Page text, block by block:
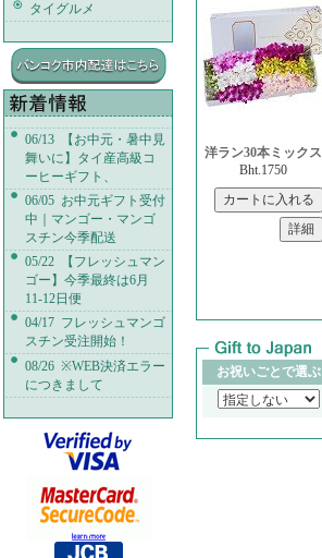
タイグルメ
06/13 【お中元・暑中見
舞いに】タイ産高級コ
ーヒーギフト、
06/05 お中元ギフト受付
中｜マンゴー・マンゴ
スチン今季配送
05/22 【フレッシュマン
ゴー】今季最終は6月
11-12日便
04/17 フレッシュマンゴ
スチン受注開始！
08/26 ※WEB決済エラー
につきまして
洋ラン30本ミックス
Bht.1750
お祝いごとで選ぶ